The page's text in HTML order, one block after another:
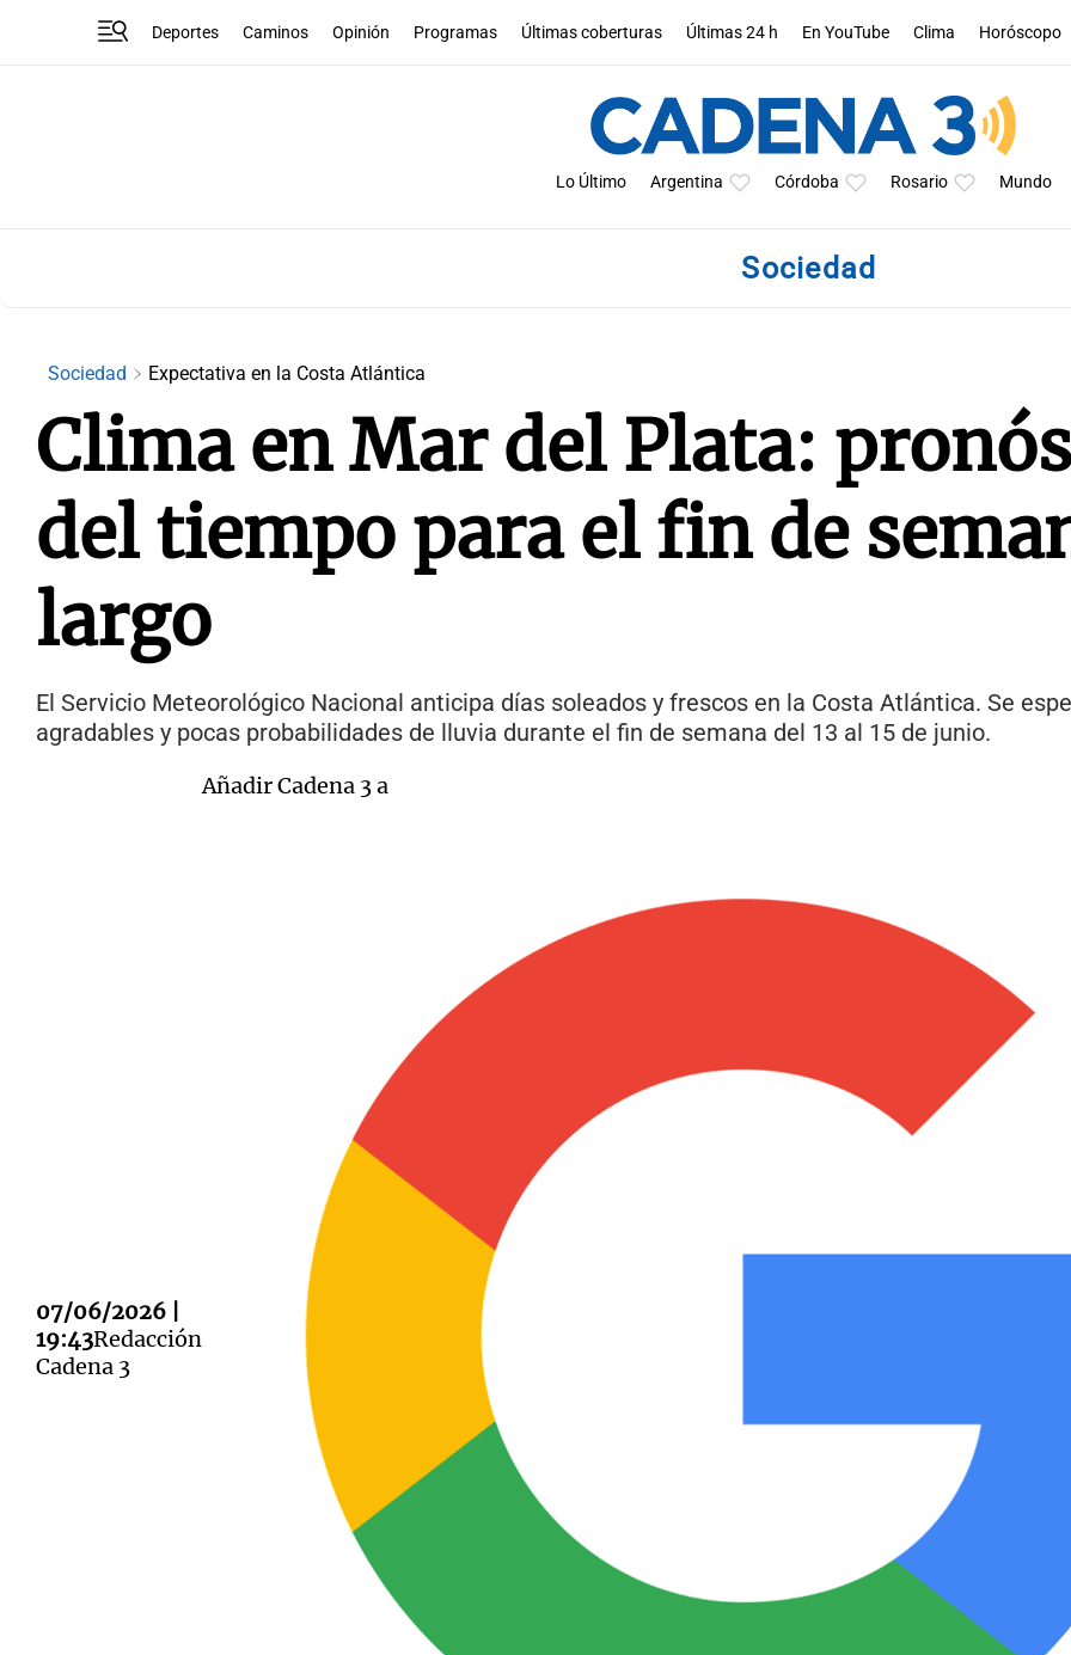
Deportes Caminos Opinión Programas Últimas coberturas Últimas 24 h En YouTube Clima Horóscopo
Lo Último Argentina Córdoba Rosario Mundo
Sociedad
Sociedad Expectativa en la Costa Atlántica
Clima en Mar del Plata:
del tiempo para el fin de
largo
El Servicio Meteorológico Nacional anticipa días soleados y frescos en la Costa Atlántica. Se
agradables y pocas probabilidades de lluvia durante el fin de semana del 13 al 15 de junio.
07/06/2026 |
19:43Redacción
Cadena 3
Añadir Cadena 3 a
Notas
Mundial 2026 La Sole en Cadena 3 Cadena 3